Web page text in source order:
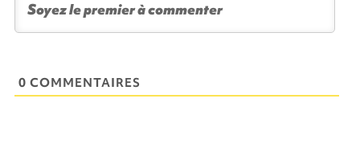
0 COMMENTAIRES